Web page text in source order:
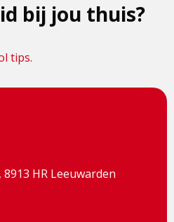
bij jou thuis?
tips.
HR Leeuwarden